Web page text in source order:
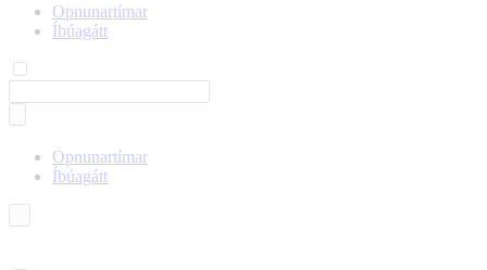
Opnunartímar
Íbúagátt
Opnunartímar
Íbúagátt